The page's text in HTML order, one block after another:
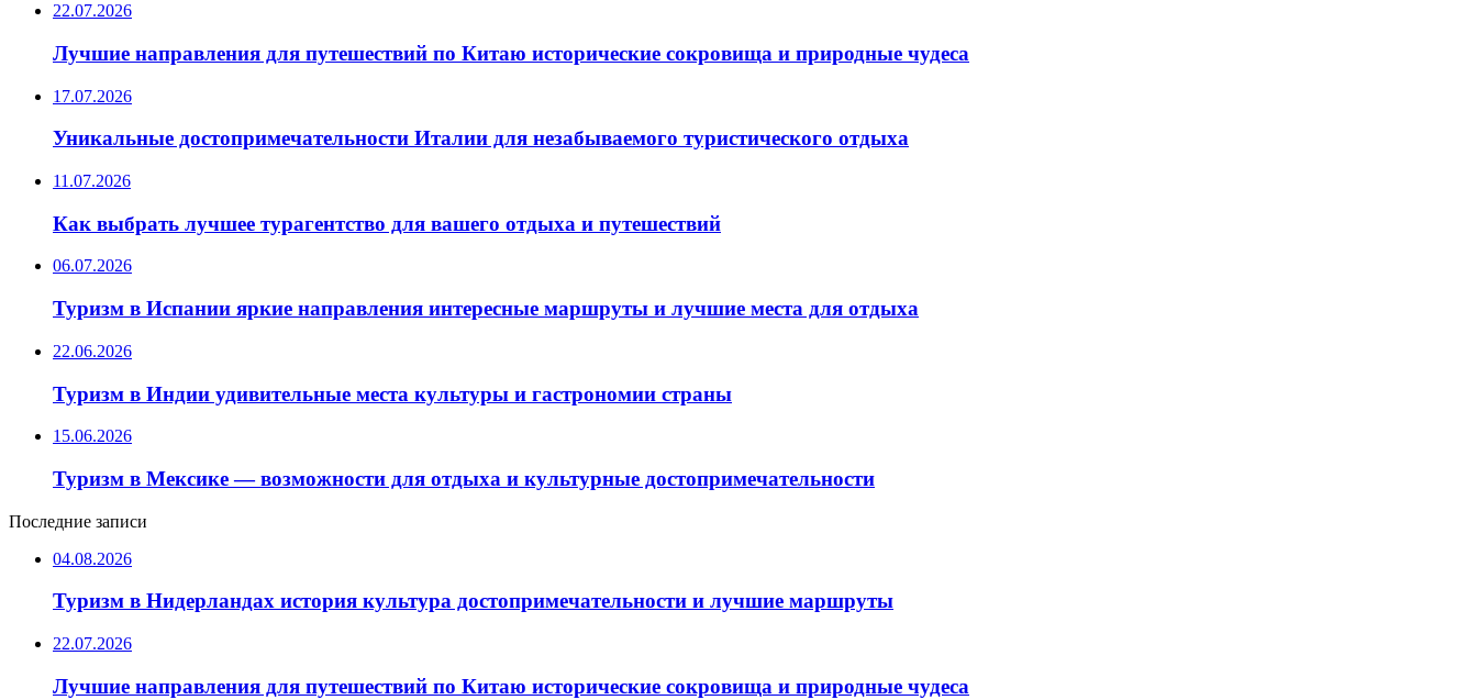
22.07.2026
Лучшие направления для путешествий по Китаю исторические сокровища и природные чудеса
17.07.2026
Уникальные достопримечательности Италии для незабываемого туристического отдыха
11.07.2026
Как выбрать лучшее турагентство для вашего отдыха и путешествий
06.07.2026
Туризм в Испании яркие направления интересные маршруты и лучшие места для отдыха
22.06.2026
Туризм в Индии удивительные места культуры и гастрономии страны
15.06.2026
Туризм в Мексике — возможности для отдыха и культурные достопримечательности
Последние записи
04.08.2026
Туризм в Нидерландах история культура достопримечательности и лучшие маршруты
22.07.2026
Лучшие направления для путешествий по Китаю исторические сокровища и природные чудеса